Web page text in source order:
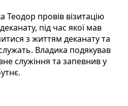
провів візитацію
під час якої мав
з життям деканату та
Владика подякував
служіння та запевнив у